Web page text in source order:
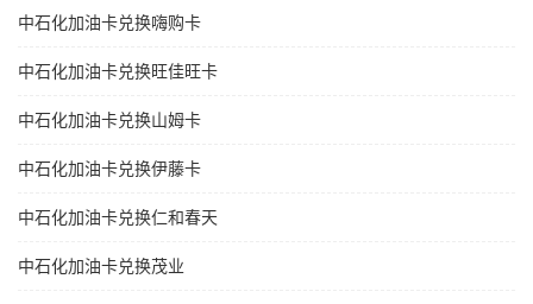
中石化加油卡兑换嗨购卡
中石化加油卡兑换旺佳旺卡
中石化加油卡兑换山姆卡
中石化加油卡兑换伊藤卡
中石化加油卡兑换仁和春天
中石化加油卡兑换茂业